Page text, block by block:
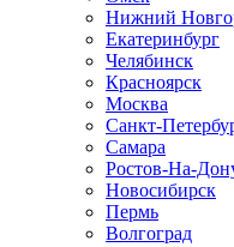
Нижний
Екатеринбург
Челябинск
Красноярск
Москва
Санкт-
Самара
Ростов-На-
Новосибирск
Пермь
Волгоград